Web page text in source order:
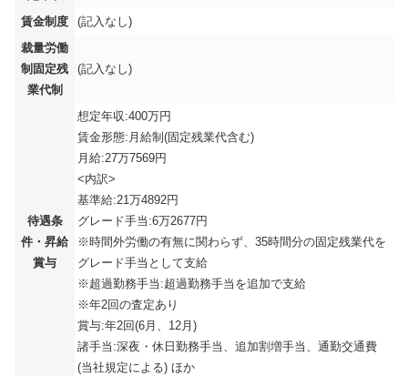
賃金制度
(記入なし)
裁量労働
制固定残
業代制
(記入なし)
待遇条
件・昇給
賞与
想定年収:400万円
賃金形態:月給制(固定残業代含む)
月給:27万7569円
<内訳>
基準給:21万4892円
グレード手当:6万2677円
※時間外労働の有無に関わらず、35時間分の固定残業代を
グレード手当として支給
※超過勤務手当:超過勤務手当を追加で支給
※年2回の査定あり
賞与:年2回(6月、12月)
諸手当:深夜・休日勤務手当、追加割増手当、通勤交通費
(当社規定による) ほか